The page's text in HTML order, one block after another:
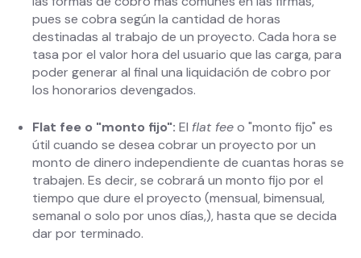
pues se cobra según la cantidad de horas
destinadas al trabajo de un proyecto. Cada hora se
tasa por el valor hora del usuario que las carga, para
poder generar al final una liquidación de cobro por
los honorarios devengados.
Flat fee o "monto fijo": El flat feeo "monto fijo" es
útil cuando se desea cobrar un proyecto por un
monto de dinero independiente de cuantas horas se
trabajen. Es decir, se cobrará un monto fijo por el
tiempo que dure el proyecto (mensual, bimensual,
semanal o solo por unos días,), hasta que se decida
dar por terminado.